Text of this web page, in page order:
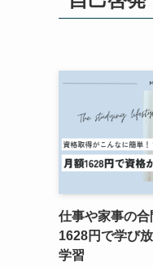
仕事や家事の
1628円で学び
学習